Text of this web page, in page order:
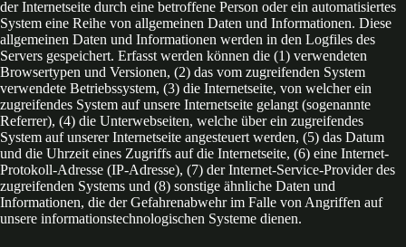
der Internetseite durch eine betroffene Person oder ein automatisiertes
System eine Reihe von allgemeinen Daten und Informationen. Diese
allgemeinen Daten und Informationen werden in den Logfiles des
Servers gespeichert. Erfasst werden können die (1) verwendeten
Browsertypen und Versionen, (2) das vom zugreifenden System
verwendete Betriebssystem, (3) die Internetseite, von welcher ein
zugreifendes System auf unsere Internetseite gelangt (sogenannte
Referrer), (4) die Unterwebseiten, welche über ein zugreifendes
System auf unserer Internetseite angesteuert werden, (5) das Datum
und die Uhrzeit eines Zugriffs auf die Internetseite, (6) eine Internet-
Protokoll-Adresse (IP-Adresse), (7) der Internet-Service-Provider des
zugreifenden Systems und (8) sonstige ähnliche Daten und
Informationen, die der Gefahrenabwehr im Falle von Angriffen auf
unsere informationstechnologischen Systeme dienen.